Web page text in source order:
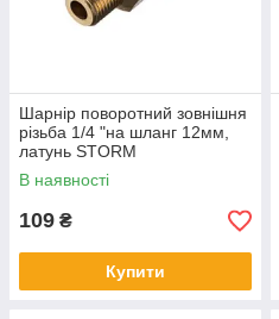
Шарнір поворотний зовнішня
різьба 1/4 "на шланг 12мм,
латунь STORM
В наявності
109 ₴
Купити